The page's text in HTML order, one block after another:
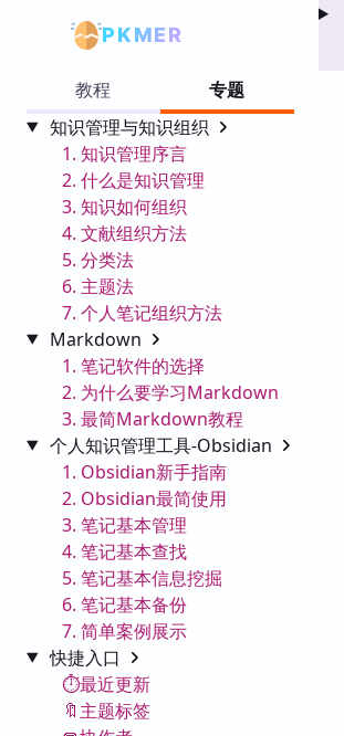
PKMER
教程
专题
知识管理与知识组织
1. 知识管理序言
2. 什么是知识管理
3. 知识如何组织
4. 文献组织方法
5. 分类法
6. 主题法
7. 个人笔记组织方法
Markdown
1. 笔记软件的选择
2. 为什么要学习Markdown
3. 最简Markdown教程
个人知识管理工具-Obsidian
1. Obsidian新手指南
2. Obsidian最简使用
3. 笔记基本管理
4. 笔记基本查找
5. 笔记基本信息挖掘
6. 笔记基本备份
7. 简单案例展示
快捷入口
⏱️最近更新
🔖主题标签